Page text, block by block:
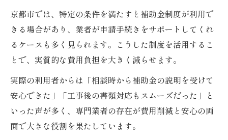
京都市では、特定の条件を満たすと補助金制度が利用で
きる場合があり、業者が申請手続きをサポートしてくれ
るケースも多く見られます。こうした制度を活用するこ
とで、実質的な費用負担を大きく減らせます。
実際の利用者からは「相談時から補助金の説明を受けて
安心できた」「工事後の書類対応もスムーズだった」と
いった声が多く、専門業者の存在が費用削減と安心の両
面で大きな役割を果たしています。